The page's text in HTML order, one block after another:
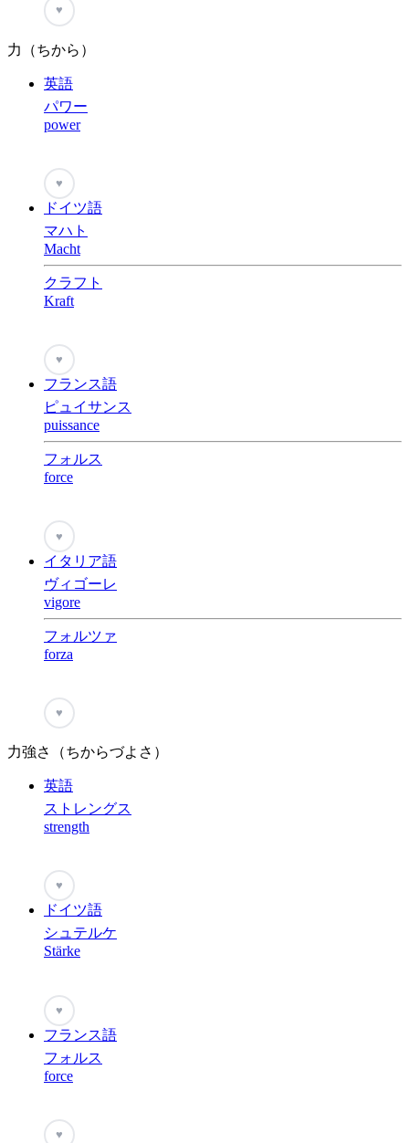
♥
力（ちから）
英語
パワー
power
♥
ドイツ語
マハト
Macht
クラフト
Kraft
♥
フランス語
ピュイサンス
puissance
フォルス
force
♥
イタリア語
ヴィゴーレ
vigore
フォルツァ
forza
♥
力強さ（ちからづよさ）
英語
ストレングス
strength
♥
ドイツ語
シュテルケ
Stärke
♥
フランス語
フォルス
force
♥